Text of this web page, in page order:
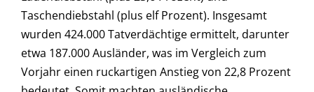
Taschendiebstahl (plus elf Prozent). Insgesamt
wurden 424.000 Tatverdächtige ermittelt, darunter
etwa 187.000 Ausländer, was im Vergleich zum
Vorjahr einen ruckartigen Anstieg von 22,8 Prozent